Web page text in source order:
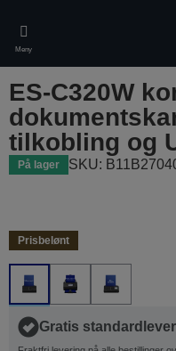
main
content
Meny
ES-C320W
tilkobling og
På lager SKU:
Prisbelønt
Gratis